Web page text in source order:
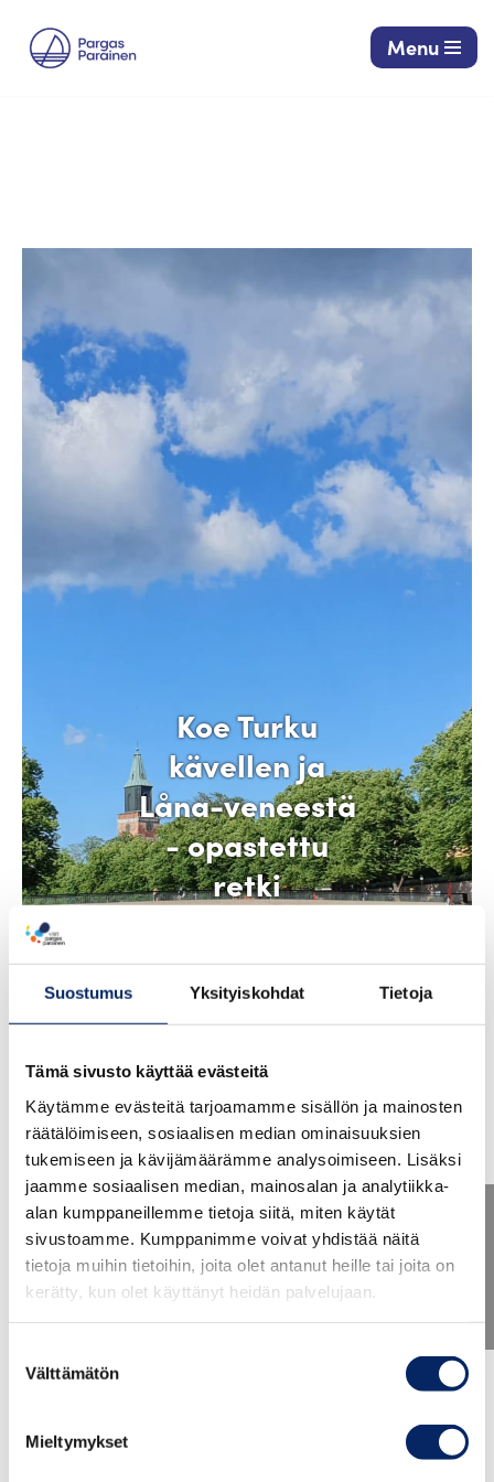
Suostumus Yksityiskohdat Tietoja
Tämä sivusto käyttää evästeitä
Käytämme evästeitä tarjoamamme sisällön ja mainosten
räätälöimiseen, sosiaalisen median ominaisuuksien
tukemiseen ja kävijämäärämme analysoimiseen. Lisäksi
jaamme sosiaalisen median, mainosalan ja analytiikka-
alan kumppaneillemme tietoja siitä, miten käytät
sivustoamme. Kumppanimme voivat yhdistää näitä
tietoja muihin tietoihin, joita olet antanut heille tai joita on
kerätty, kun olet käyttänyt heidän palvelujaan.
valinta
Välttämätön
Mieltymykset
Siirry
Menu
Koe Turku
kävellen ja
Låna-veneestä
- opastettu
retki
Koe Turku kävellen ja Låna-
veneestä - opastettu retki